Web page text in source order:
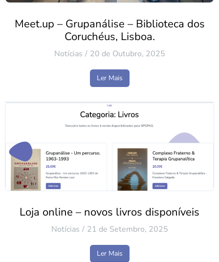
Meet.up – Grupanálise – Biblioteca dos
Coruchéus, Lisboa.
Notícias 20 de Outubro, 2025
Ler Mais
Loja online – novos livros disponíveis
Notícias 21 de Setembro, 2025
Ler Mais